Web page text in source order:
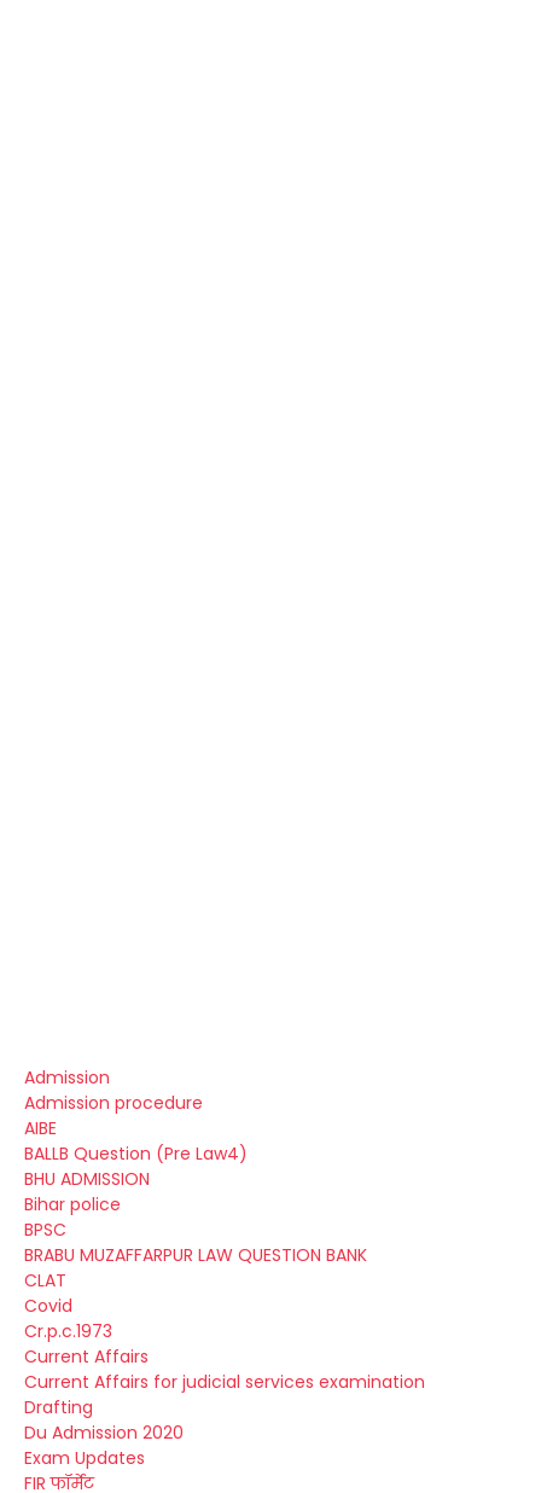
Admission
Admission procedure
AIBE
BALLB Question (Pre Law4)
BHU ADMISSION
Bihar police
BPSC
BRABU MUZAFFARPUR LAW QUESTION BANK
CLAT
Covid
Cr.p.c.1973
Current Affairs
Current Affairs for judicial services examination
Drafting
Du Admission 2020
Exam Updates
FIR फॉर्मेट